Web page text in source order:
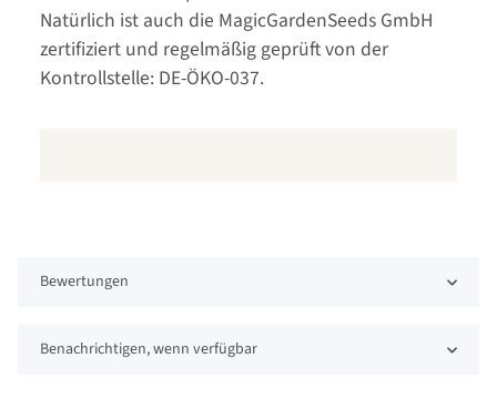
Natürlich ist auch die MagicGardenSeeds GmbH
zertifiziert und regelmäßig geprüft von der
Kontrollstelle: DE-ÖKO-037.
Bewertungen
Benachrichtigen, wenn verfügbar